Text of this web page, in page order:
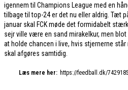
igennem til Champions League med en
tilbage til top-24 er det nu eller aldrig. Tæt
januar skal FCK møde det formidabelt
sejr ville være en sand mirakelkur, men
at holde chancen i live, hvis stjernerne
skal afgøres samtidig.
Læs mere her: https://feedball.dk/